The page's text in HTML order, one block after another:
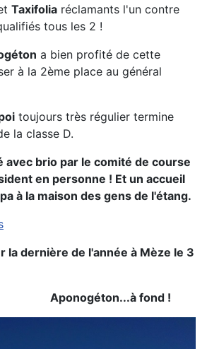
Taxifolia réclamants l'un contre
tous les 2 !
a bien profité de cette
à la 2ème place au général
toujours très régulier termine
la classe D.
avec brio par le comité de course
en personne ! Et un accueil
à la maison des gens de l'étang.
la dernière de l'année à Mèze le 3
Aponogéton...à fond !